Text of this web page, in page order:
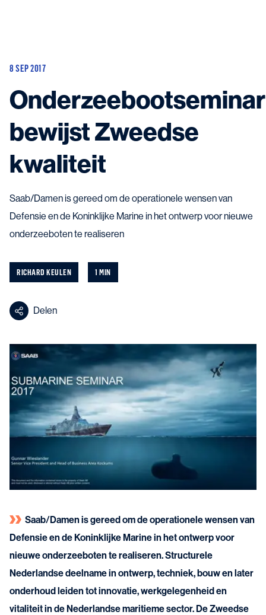
Aanbouw en update
Contact
Neem contact met ons open kom in contact met de experts in het veld.
8 SEP 2017
Onderzeebootseminar
bewijst Zweedse
kwaliteit
Saab/Damen is gereed om de operationele wensen van
Defensie en de Koninklijke Marine in het ontwerp voor nieuwe
onderzeeboten te realiseren
RICHARD KEULEN 1 MIN
Delen
Saab/Damen is gereed om de operationele wensen van
Defensie en de Koninklijke Marine in het ontwerp voor
nieuwe onderzeeboten te realiseren. Structurele
Nederlandse deelname in ontwerp, techniek, bouw en later
onderhoud leiden tot innovatie, werkgelegenheid en
vitaliteit in de Nederlandse maritieme sector. De Zweedse